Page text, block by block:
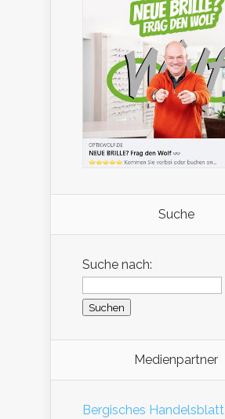
Suche
Suche nach:
Medienpartner
Bergisches Handelsblatt